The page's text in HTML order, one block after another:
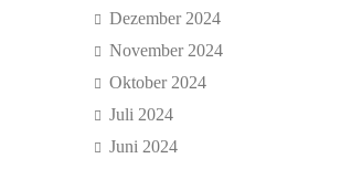
Dezember 2024
November 2024
Oktober 2024
Juli 2024
Juni 2024